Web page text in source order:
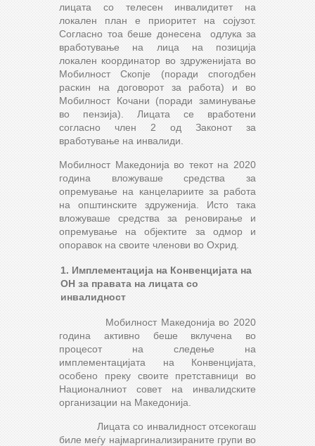
лицата со телесен инвалидитет на
локален план е приоритет на сојузот.
Согласно тоа беше донесена одлука за
вработување на лица на позиција
локален координатор во здруженијата во
Мобилност Скопје (поради спогодбен
раскин на договорот за работа) и во
Мобилност Кочани (поради заминување
во пензија). Лицата се вработени
согласно член 2 од Законот за
вработување на инвалиди.
Мобилност Македонија во текот на 2020
година вложуваше средства за
опремување на канцелариите за работа
на општинските здруженија. Исто така
вложуваше средства за реновирање и
опремување на објектите за одмор и
опоравок на своите членови во Охрид.
1. Имплементација на Конвенцијата на
ОН за правата на лицата со
инвалидност
Мобилност Македонија во 2020
година активно беше вклучена во
процесот на следење на
имплементацијата на Конвенцијата,
особено преку своите претставници во
Националниот совет на инвалидските
организации на Македонија.
Лицата со инвалидност отсекогаш
биле меѓу најмаргинализираните групи во